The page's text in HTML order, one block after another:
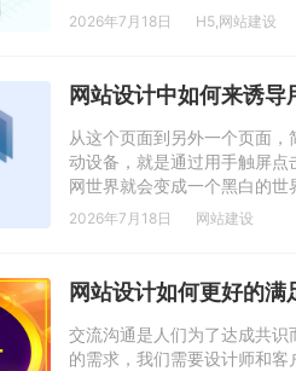
2026年7月18日 H5 网站建设
网站设计中如何来诱
从这个页面到另外一个页面
动设备，就是通过用手触屏
网世界就会变成一个黑白的世
2026年7月18日 网站建设
网站设计如何更好的
交流沟通是人们为了达成共
的需求，我们需要设计师和